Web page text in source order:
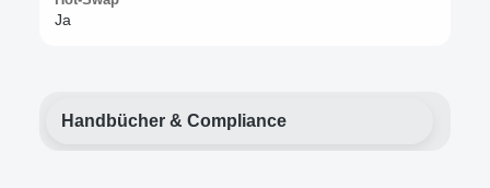
Ja
Handbücher & Compliance